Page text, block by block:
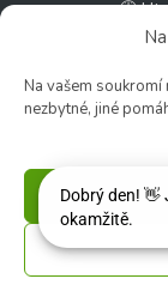
Na vašem soukromí
nezbytné, jiné
🕑 Ut